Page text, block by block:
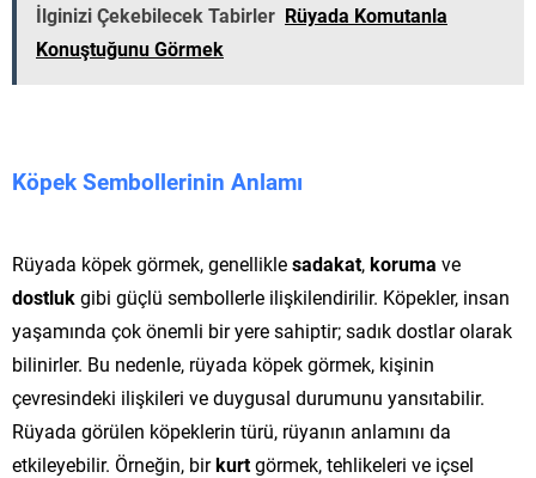
İlginizi Çekebilecek Tabirler Rüyada Komutanla
Konuştuğunu Görmek
Köpek Sembollerinin Anlamı
Rüyada köpek görmek, genelliklesadakat,koruma ve
dostlukgibi güçlü sembollerle ilişkilendirilir. Köpekler, insan
yaşamında çok önemli bir yere sahiptir; sadık dostlar olarak
bilinirler. Bu nedenle, rüyada köpek görmek, kişinin
çevresindeki ilişkileri ve duygusal durumunu yansıtabilir.
Rüyada görülen köpeklerin türü, rüyanın anlamını da
etkileyebilir. Örneğin, birkurtgörmek, tehlikeleri ve içsel